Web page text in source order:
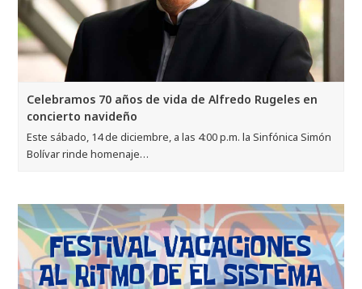
Celebramos 70 años de vida de Alfredo Rugeles en
concierto navideño
Este sábado, 14 de diciembre, a las 4:00 p.m. la Sinfónica Simón
Bolívar rinde homenaje…